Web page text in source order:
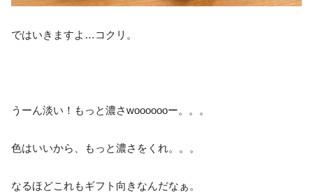
ではいきますよ…コクリ。
うーん淡い！もっと濃さwooooooー。。。
色はいいから、もっと濃さをくれ。。。
なるほどこれもギフト向きなんだなぁ。